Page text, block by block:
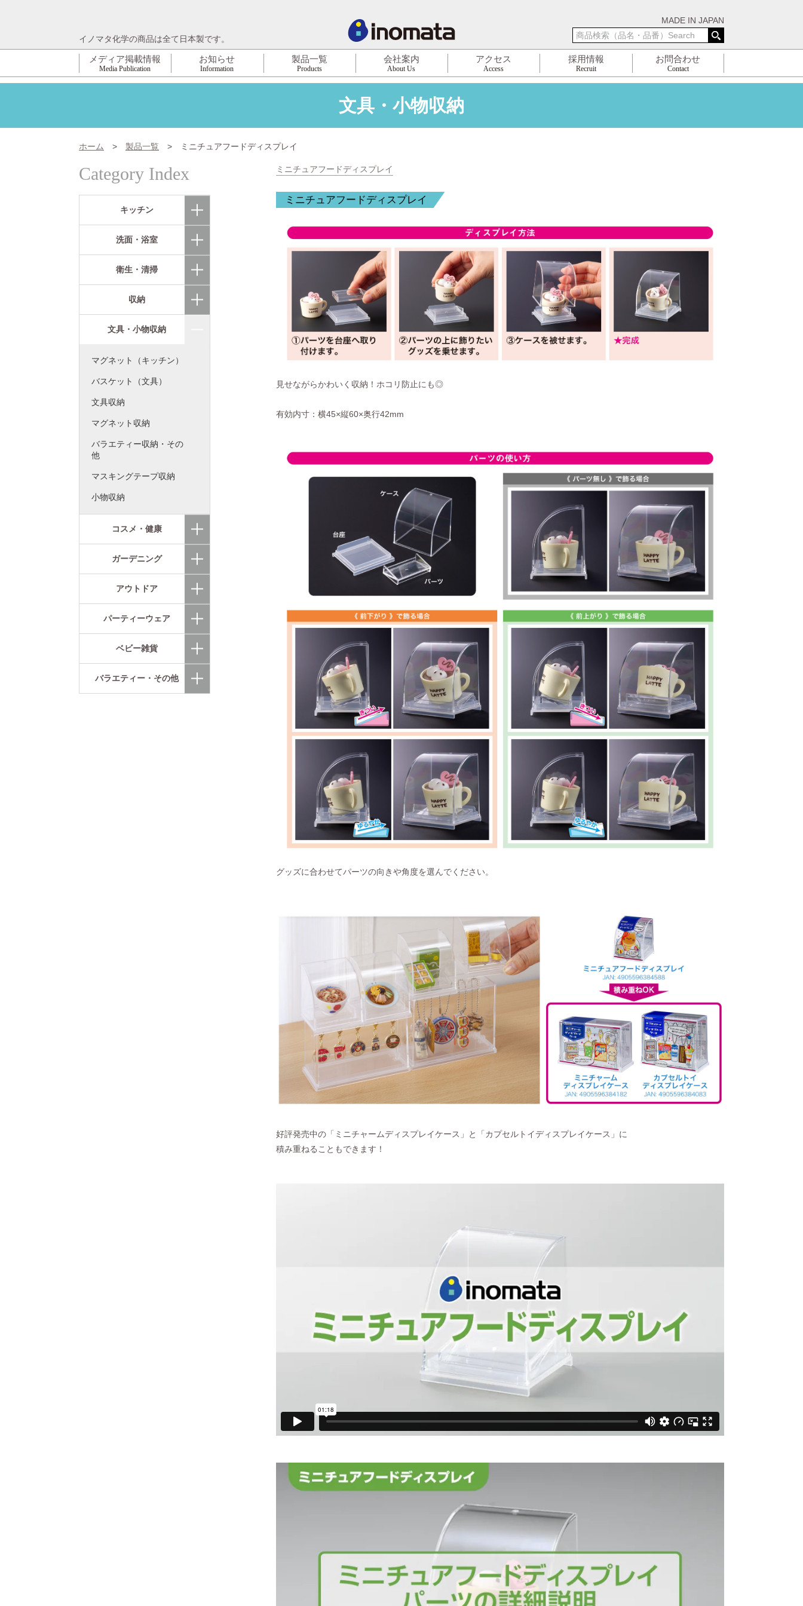
イノマタ化学の商品は全て日本製です。
MADE IN JAPAN
メディア掲載情報
Media Publication
お知らせ
Information
製品一覧
Products
会社案内
About Us
アクセス
Access
採用情報
Recruit
お問合わせ
Contact
文具・小物収納
ホーム > 製品一覧 > ミニチュアフードディスプレイ
Category Index
キッチン
洗面・浴室
衛生・清掃
収納
文具・小物収納
マグネット（キッチン）
バスケット（文具）
文具収納
マグネット収納
バラエティー収納・その
他
マスキングテープ収納
小物収納
コスメ・健康
ガーデニング
アウトドア
パーティーウェア
ベビー雑貨
バラエティー・その他
ミニチュアフードディスプレイ
ミニチュアフードディスプレイ
見せながらかわいく収納！ホコリ防止にも◎
有効内寸：横45×縦60×奥行42mm
グッズに合わせてパーツの向きや角度を選んでください。
好評発売中の「ミニチャームディスプレイケース」と「カプセルトイディスプレイケース」に
積み重ねることもできます！